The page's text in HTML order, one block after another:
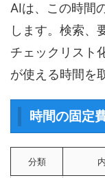
AIは、この時間
します。検索、
チェックリスト
が使える時間を
時間の固定
分類